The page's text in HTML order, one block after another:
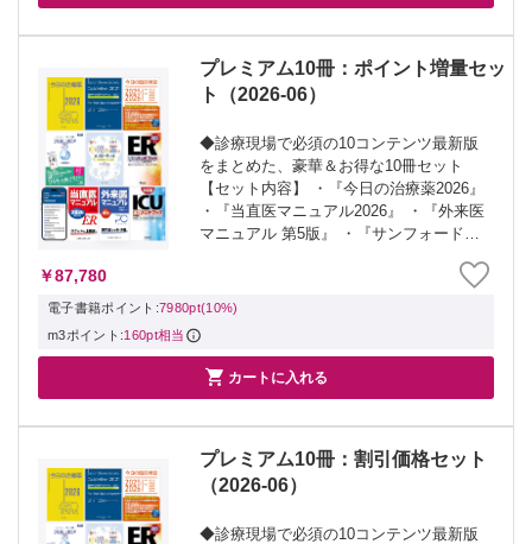
プレミアム10冊：ポイント増量セッ
ト（2026-06）
◆診療現場で必須の10コンテンツ最新版
をまとめた、豪華＆お得な10冊セット
【セット内容】 ・『今日の治療薬2026』
・『当直医マニュアル2026』 ・『外来医
マニュアル 第5版』 ・『サンフォード感
2027 内科・外科編』 ・『脳卒中治療ガ
イドライン20...
￥87,780
電子書籍ポイント:7980pt(10%)
m3ポイント:160pt相当
 カートに入れる
プレミアム10冊：割引価格セット
（2026-06）
◆診療現場で必須の10コンテンツ最新版